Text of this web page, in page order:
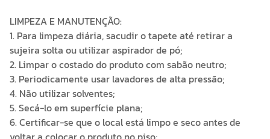
LIMPEZA E MANUTENÇÃO:
1. Para limpeza diária, sacudir o tapete até retirar a
sujeira solta ou utilizar aspirador de pó;
2. Limpar o costado do produto com sabão neutro;
3. Periodicamente usar lavadores de alta pressão;
4. Não utilizar solventes;
5. Secá-lo em superfície plana;
6. Certificar-se que o local está limpo e seco antes de